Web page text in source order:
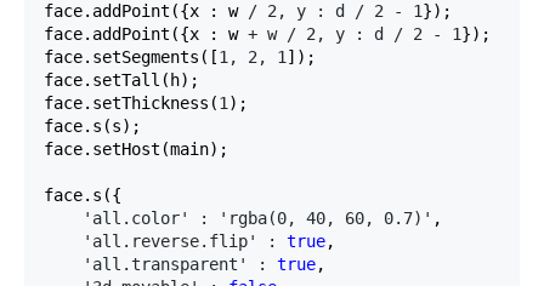
face.addPoint({x : w / 2, y : d / 2 - 1});
face.addPoint({x : w + w / 2, y : d / 2 - 1});
face.setSegments([1, 2, 1 ]);
face.setTall(h);
face.setThickness(1 );
face.s(s);
face.setHost(main);
face.s({
'all.color' : 'rgba(0, 40, 60, 0.7)' ,
'all.reverse.flip' : true,
'all.transparent' : true,